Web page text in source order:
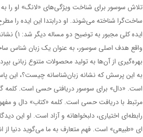
تلاش سوسور برای شناخت ویژگی‌های «لانگ» او را به
ساخت‌گرا شناخته می‌شوند. او درابتدا این ایده را
واقع هدف اصلی سوسور، به عنوان یک زبان شناس
بهره‌گیری از آن‌ها به تولید محصولات متنوع زبانی
به این پرسش که نشانه زبان‌شناسانه چیست؟، این
است. «دال» برای سوسور دریافتی حسی است. کلمه
مرتبط با دریافت حسی است. کلمه «کتاب» دال و
رابطه‌ای اختیاری، دلبخواهانه و آزاد است. او این
ای «طبیعی» است. فهم متعارف به ما می‌گوید دنیا از